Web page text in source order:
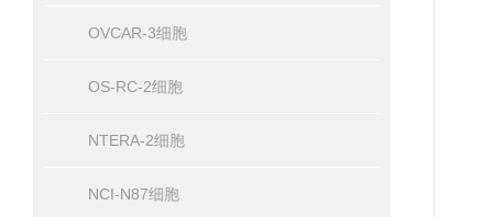
OVCAR-3细胞
OS-RC-2细胞
NTERA-2细胞
NCI-N87细胞